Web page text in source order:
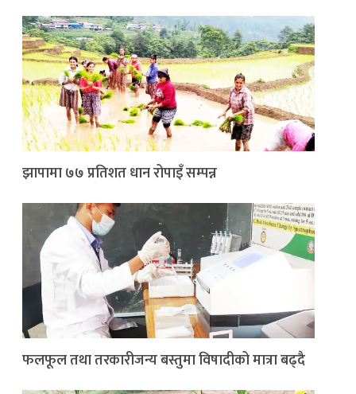
झापामा ७७ प्रतिशत धान रोपाइँ सम्पन्न
फलफूल तथा तरकारीजन्य बस्तुमा विषादीको मात्रा बढ्दै